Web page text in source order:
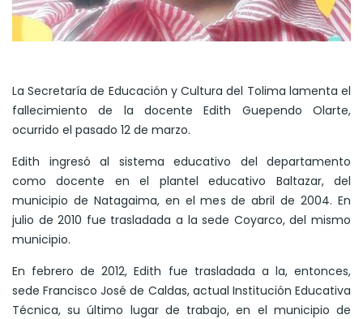
La Secretaría de Educación y Cultura del Tolima lamenta el
fallecimiento de la docente Edith Guependo Olarte,
ocurrido el pasado 12 de marzo.
Edith ingresó al sistema educativo del departamento
como docente en el plantel educativo Baltazar, del
municipio de Natagaima, en el mes de abril de 2004. En
julio de 2010 fue trasladada a la sede Coyarco, del mismo
municipio.
En febrero de 2012, Edith fue trasladada a la, entonces,
sede Francisco José de Caldas, actual Institución Educativa
Técnica, su último lugar de trabajo, en el municipio de